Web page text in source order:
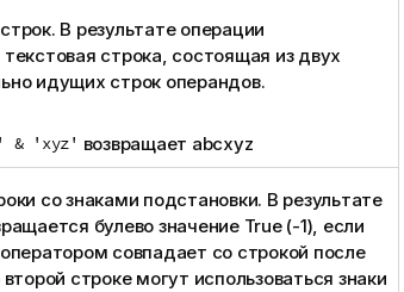
В результате операции
строка, состоящая из двух
идущих строк операндов.
& 'xyz' возвращает abcxyz
со знаками подстановки. В результате
булево значение True(-1), если
совпадает со строкой после
строке могут использоваться знаки